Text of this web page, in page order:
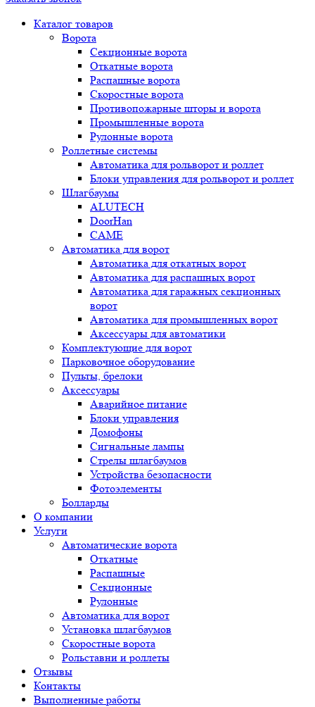
Каталог товаров
Ворота
Секционные ворота
Откатные ворота
Распашные ворота
Скоростные ворота
Противопожарные шторы и ворота
Промышленные ворота
Рулонные ворота
Роллетные системы
Автоматика для рольворот и роллет
Блоки управления для рольворот и роллет
Шлагбаумы
ALUTECH
DoorHan
CAME
Автоматика для ворот
Автоматика для откатных ворот
Автоматика для распашных ворот
Автоматика для гаражных секционных
ворот
Автоматика для промышленных ворот
Аксессуары для автоматики
Комплектующие для ворот
Парковочное оборудование
Пульты, брелоки
Аксессуары
Аварийное питание
Блоки управления
Домофоны
Сигнальные лампы
Стрелы шлагбаумов
Устройства безопасности
Фотоэлементы
Болларды
О компании
Услуги
Автоматические ворота
Откатные
Распашные
Секционные
Рулонные
Автоматика для ворот
Установка шлагбаумов
Скоростные ворота
Рольставни и роллеты
Отзывы
Контакты
Выполненные работы